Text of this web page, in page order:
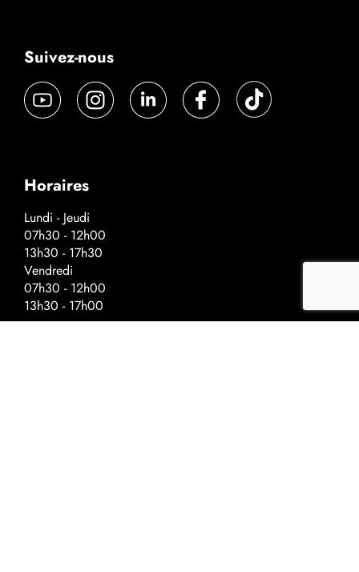
Suivez-nous
Horaires
Lundi - Jeudi
07h30 - 12h00
13h30 - 17h30
Vendredi
07h30 - 12h00
13h30 - 17h00